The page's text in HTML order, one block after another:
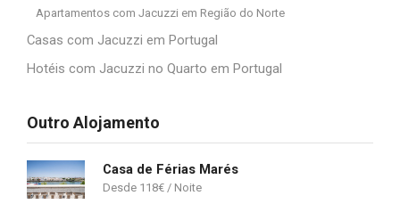
Apartamentos com Jacuzzi em Região do Norte
Casas com Jacuzzi em Portugal
Hotéis com Jacuzzi no Quarto em Portugal
Outro Alojamento
Casa de Férias Marés
118€